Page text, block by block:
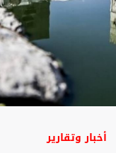
أخبار وتقارير